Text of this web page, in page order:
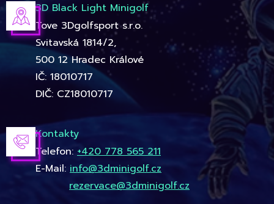
3D Black Light Minigolf
Tove 3Dgolfsport s.r.o.
Svitavská 1814/2,
500 12 Hradec Králové
IČ: 18010717
DIČ: CZ18010717
Kontakty
Telefon: +420 778 565 211
E-Mail: info@3dminigolf.cz
rezervace@3dminigolf.cz